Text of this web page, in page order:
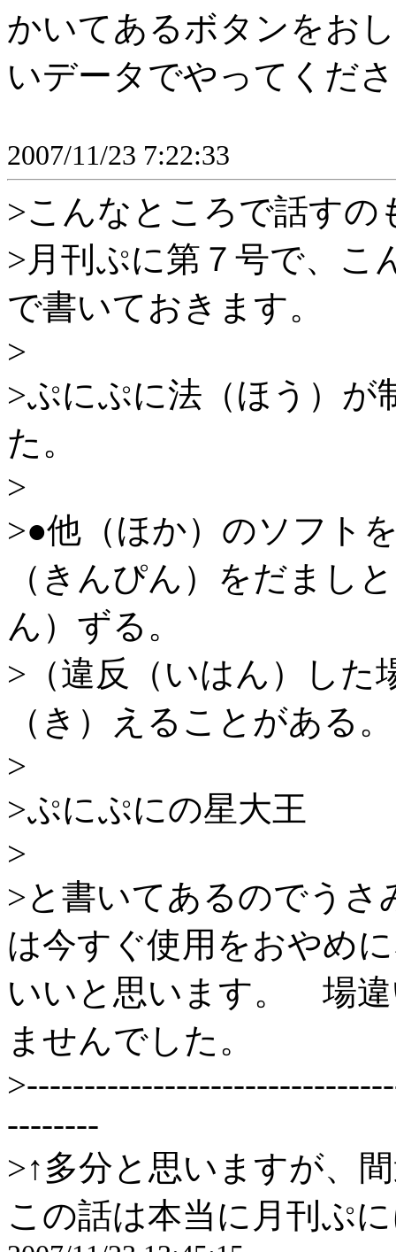
かいてあるボタンをお
いデータでやってくだ
2007/11/23 7:22:33
>こんなところで話すの
>月刊ぷに第７号で、こ
で書いておきます。
>
>ぷにぷに法（ほう）が
た。
>
>●他（ほか）のソフト
（きんぴん）をだまし
ん）ずる。
>（違反（いはん）した
（き）えることがある
>
>ぷにぷにの星大王
>
>と書いてあるのでう
は今すぐ使用をおやめ
いいと思います。 場
ませんでした。
--------
>↑多分と思いますが、
この話は本当に月刊ぷ